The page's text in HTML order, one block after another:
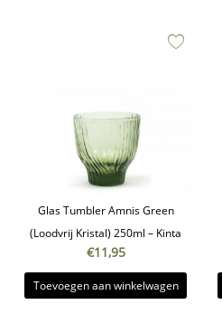
Glas Tumbler Amnis Green
(Loodvrij Kristal) 250ml – Kinta
€11,95
Toevoegen aan winkelwagen